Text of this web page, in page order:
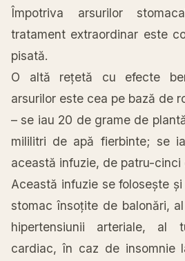
Împotriva arsurilor
tratament extraordinar este
pisată.
O altă rețetă cu efecte
arsurilor este cea pe bază de
– se iau 20 de grame de
mililitri de apă fierbinte; se
această infuzie, de patru-cinci
Această infuzie se folosește
stomac însoțite de balonări, al
hipertensiunii arteriale, al
cardiac, în caz de insomnie